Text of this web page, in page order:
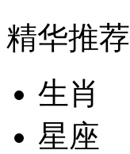
精华推荐
生肖
星座